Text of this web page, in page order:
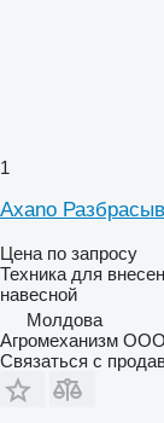
1
Axano
Цена по запросу
Техника для
навесной
Молдова
Агромеханизм ООО
Связаться с